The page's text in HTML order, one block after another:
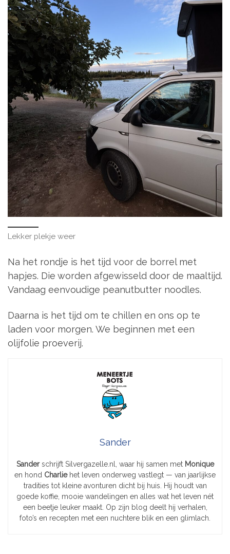
Lekker plekje weer
Na het rondje is het tijd voor de borrel met
hapjes. Die worden afgewisseld door de maaltijd.
Vandaag eenvoudige peanutbutter noodles.
Daarna is het tijd om te chillen en ons op te
laden voor morgen. We beginnen met een
olijfolie proeverij.
Sander
Sanderschrijft Silvergazelle.nl, waar hij samen met Monique
en hond Charliehet leven onderweg vastlegt — van jaarlijkse
tradities tot kleine avonturen dicht bij huis. Hij houdt van
goede koffie, mooie wandelingen en alles wat het leven nét
een beetje leuker maakt. Op zijn blog deelt hij verhalen,
foto’s en recepten met een nuchtere blik en een glimlach.